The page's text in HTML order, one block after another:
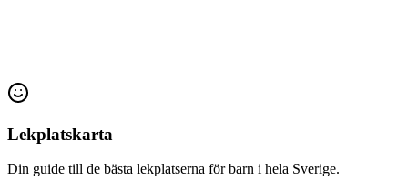
Lekplatskarta
Din guide till de bästa lekplatserna för barn i hela Sverige.